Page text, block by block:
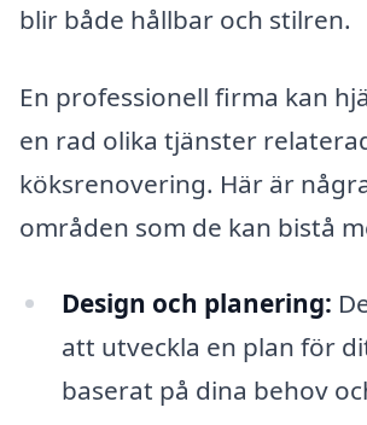
blir både hållbar och stilren.
En professionell firma kan
en rad olika tjänster
köksrenovering. Här är
områden som de kan bistå
Design och planering:
att utveckla en plan för
baserat på dina behov